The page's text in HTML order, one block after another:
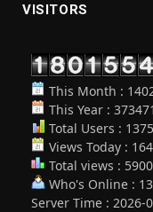
VISITORS
This Month :
This Year : 373471
Total Users :
Views Today : 164
Total views :
Who's Online : 13
Server Time : 2026-